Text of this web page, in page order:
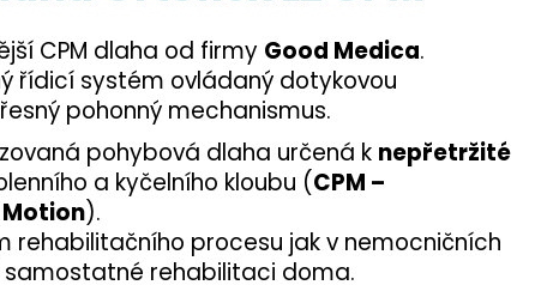
CPM dlaha od firmy Good Medica.
řídicí systém ovládaný dotykovou
pohonný mechanismus.
pohybová dlaha určená k nepřetržité
a kyčelního kloubu (CPM –
).
rehabilitačního procesu jak v nemocničních
rehabilitaci doma.